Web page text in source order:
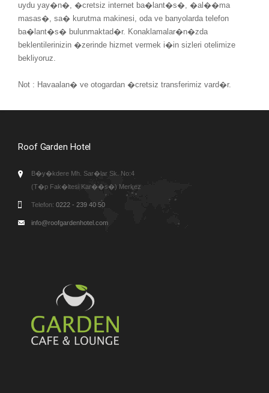
uydu yay�n�, �cretsiz internet ba�lant�s�, �al��ma
masas�, sa� kurutma makinesi, oda ve banyolarda telefon
ba�lant�s� bulunmaktad�r. Konaklamalar�n�zda
beklentilerinizin �zerinde hizmet vermek i�in sizleri otelimize
bekliyoruz.
Not : Havaalan� ve otogardan �cretsiz transferimiz vard�r.
Roof Garden Hotel
B�y�kdere Mh. Sar�lar Sk. No:4
(T�p Fak�ltesi Kar��s�) Merkez
Telefon: 0222 - 239 40 50
info@roofgardenhotel.com